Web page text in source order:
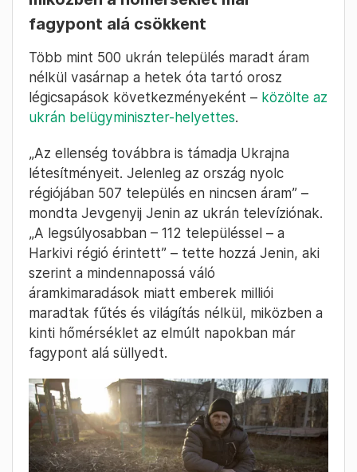
fagypont alá csökkent
Több mint 500 ukrán település maradt áram
nélkül vasárnap a hetek óta tartó orosz
légicsapások következményeként – közölte az
ukrán belügyminiszter-helyettes.
„Az ellenség továbbra is támadja Ukrajna
létesítményeit. Jelenleg az ország nyolc
régiójában 507 település en nincsen áram” –
mondta Jevgenyij Jenin az ukrán televíziónak.
„A legsúlyosabban – 112 településsel – a
Harkivi régió érintett” – tette hozzá Jenin, aki
szerint a mindennapossá váló
áramkimaradások miatt emberek milliói
maradtak fűtés és világítás nélkül, miközben a
kinti hőmérséklet az elmúlt napokban már
fagypont alá süllyedt.